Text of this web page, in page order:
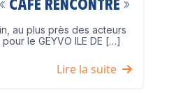
au plus près des acteurs
le GEYVO ILE DE […]
Lire la suite